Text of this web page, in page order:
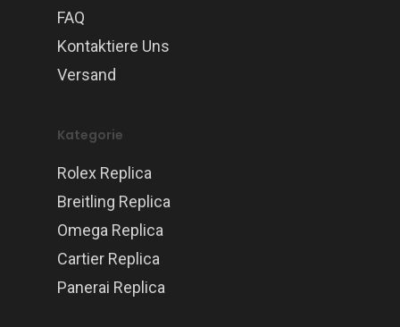
FAQ
Kontaktiere Uns
Versand
Kategorie
Rolex Replica
Breitling Replica
Omega Replica
Cartier Replica
Panerai Replica